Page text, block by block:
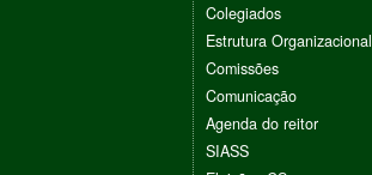
Colegiados
Estrutura Organizacional
Comissões
Comunicação
Agenda do reitor
SIASS